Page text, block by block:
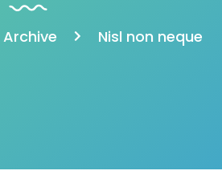
Nisl non neque